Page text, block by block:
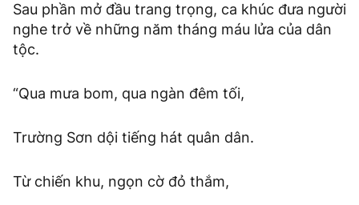
Sau phần mở đầu trang trọng, ca khúc đưa người
nghe trở về những năm tháng máu lửa của dân
tộc.
“Qua mưa bom, qua ngàn đêm tối,
Trường Sơn dội tiếng hát quân dân.
Từ chiến khu, ngọn cờ đỏ thắm,